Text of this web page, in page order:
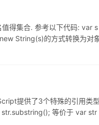
得集合. 参考以下代码:
String(s)的方式转换为对
提供了3个特殊的引用类
等价于 var